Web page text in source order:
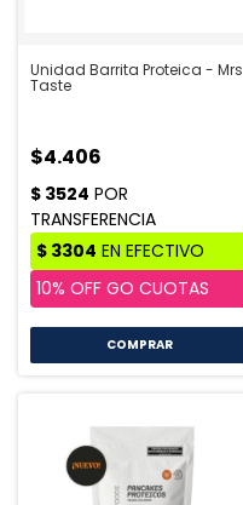
Unidad Barrita Proteica - Mrs
Taste
$4.406
COMPRAR